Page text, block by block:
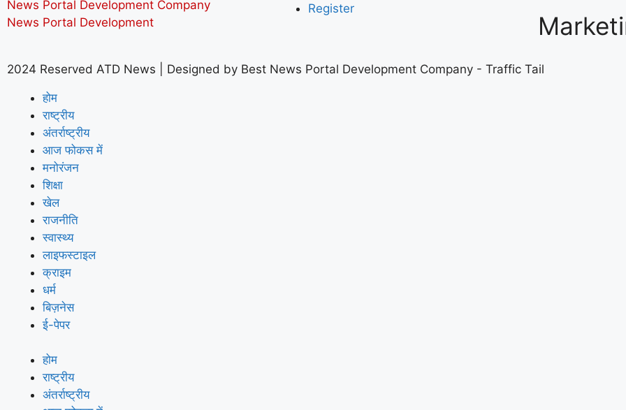
News Portal Development Company
News Portal Development
Register
2024 Reserved ATD News | Designed by Best News Portal Development Company - Traffic Tail
होम
राष्ट्रीय
अंतर्राष्ट्रीय
आज फोकस में
मनोरंजन
शिक्षा
खेल
राजनीति
स्वास्थ्य
लाइफस्टाइल
क्राइम
धर्म
बिज़नेस
ई-पेपर
होम
राष्ट्रीय
अंतर्राष्ट्रीय